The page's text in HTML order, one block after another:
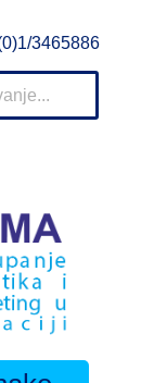
3465886